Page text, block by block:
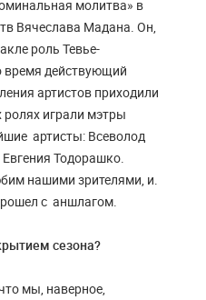
молитва» в
Вячеслава Мадана. Он,
роль Тевье-
время действующий
артистов приходили
ролях играли мэтры
артисты: Всеволод
Тодорашко.
нашими зрителями, и.
с аншлагом.
сезона?
мы, наверное,